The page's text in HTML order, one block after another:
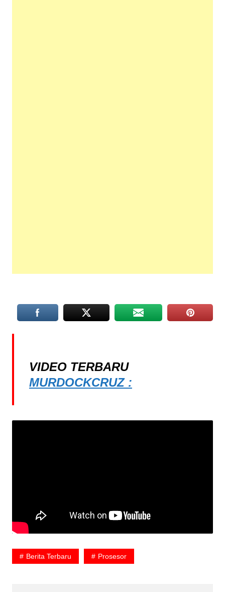
VIDEO TERBARU
MURDOCKCRUZ :
Berita Terbaru Prosesor